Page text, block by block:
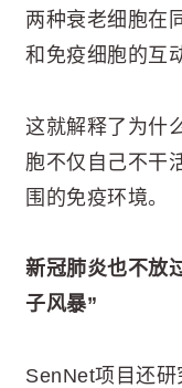
两种衰老细胞在
和免疫细胞的互
这就解释了为什
胞不仅自己不干
围的免疫环境。
新冠肺炎也不放
子风暴”
SenNet项目还